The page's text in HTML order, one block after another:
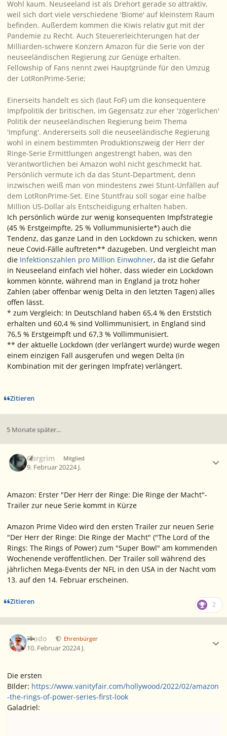
Wohl kaum. Neuseeland ist als Drehort gerade so attraktiv,
weil sich dort viele verschiedene 'Biome' auf kleinstem Raum
befinden. Außerdem kommen die Kiwis relativ gut mit der
Pandemie zu Recht. Auch Steuererleichterungen hat der
Milliarden-schwere Konzern Amazon für die Serie von der
neuseeländischen Regierung zur Genüge erhalten.
Fellowship of Fans nennt zwei Hauptgründe für den Umzug
der LotRonPrime-Serie;
Einerseits handelt es sich (laut FoF) um die konsequentere
Impfpolitik der britischen, im Gegensatz zur eher 'zögerlichen'
Politik der neuseeländischen Regierung beim Thema
'Impfung'. Andererseits soll die neuseeländische Regierung
wohl in einem bestimmten Produktionszweig der Herr der
Ringe-Serie Ermittlungen angestrengt haben, was den
Verantwortlichen bei Amazon wohl nicht geschmeckt hat.
Persönlich vermute ich da das Stunt-Department, denn
inzwischen weiß man von mindestens zwei Stunt-Unfällen auf
dem LotRonPrime-Set. Eine Stuntfrau soll sogar eine halbe
Million US-Dollar als Entscheidigung erhalten haben.
Ich persönlich würde zur wenig konsequenten Impfstrategie
(45 % Erstgeimpfte, 25 % Vollummunisierte*) auch die
Tendenz, das ganze Land in den Lockdown zu schicken, wenn
neue Covid-Fälle auftreten** dazugeben. Und vergleicht man
die Infektionszahlen pro Million Einwohner, da ist die Gefahr
in Neuseeland einfach viel höher, dass wieder ein Lockdown
kommen könnte, während man in England ja trotz hoher
Zahlen (aber offenbar wenig Delta in den letzten Tagen) alles
offen lässt.
* zum Vergleich: In Deutschland haben 65,4 % den Erststich
erhalten und 60,4 % sind Vollimmunisiert, in England sind
76,5 % Erstgeimpft und 67,3 % Vollimmunisiert.
** der aktuelle Lockdown (der verlängert wurde) wurde wegen
einem einzigen Fall ausgerufen und wegen Delta (in
Kombination mit der geringen Impfrate) verlängert.
Zitieren
5 Monate später...
Gargrim Mitglied
9. Februar 20224 J.
Amazon: Erster "Der Herr der Ringe: Die Ringe der Macht"-
Trailer zur neue Serie kommt in Kürze
Amazon Prime Video wird den ersten Trailer zur neuen Serie
"Der Herr der Ringe: Die Ringe der Macht" ("The Lord of the
Rings: The Rings of Power) zum "Super Bowl" am kommenden
Wochenende veröffentlichen. Der Trailer soll während des
jährlichen Mega-Events der NFL in den USA in der Nacht vom
13. auf den 14. Februar erscheinen.
Zitieren 2
Frodo Ehrenbürger
10. Februar 20224 J.
Die ersten
BIlder: https://www.vanityfair.com/hollywood/2022/02/amazon
-the-rings-of-power-series-first-look
Galadriel: